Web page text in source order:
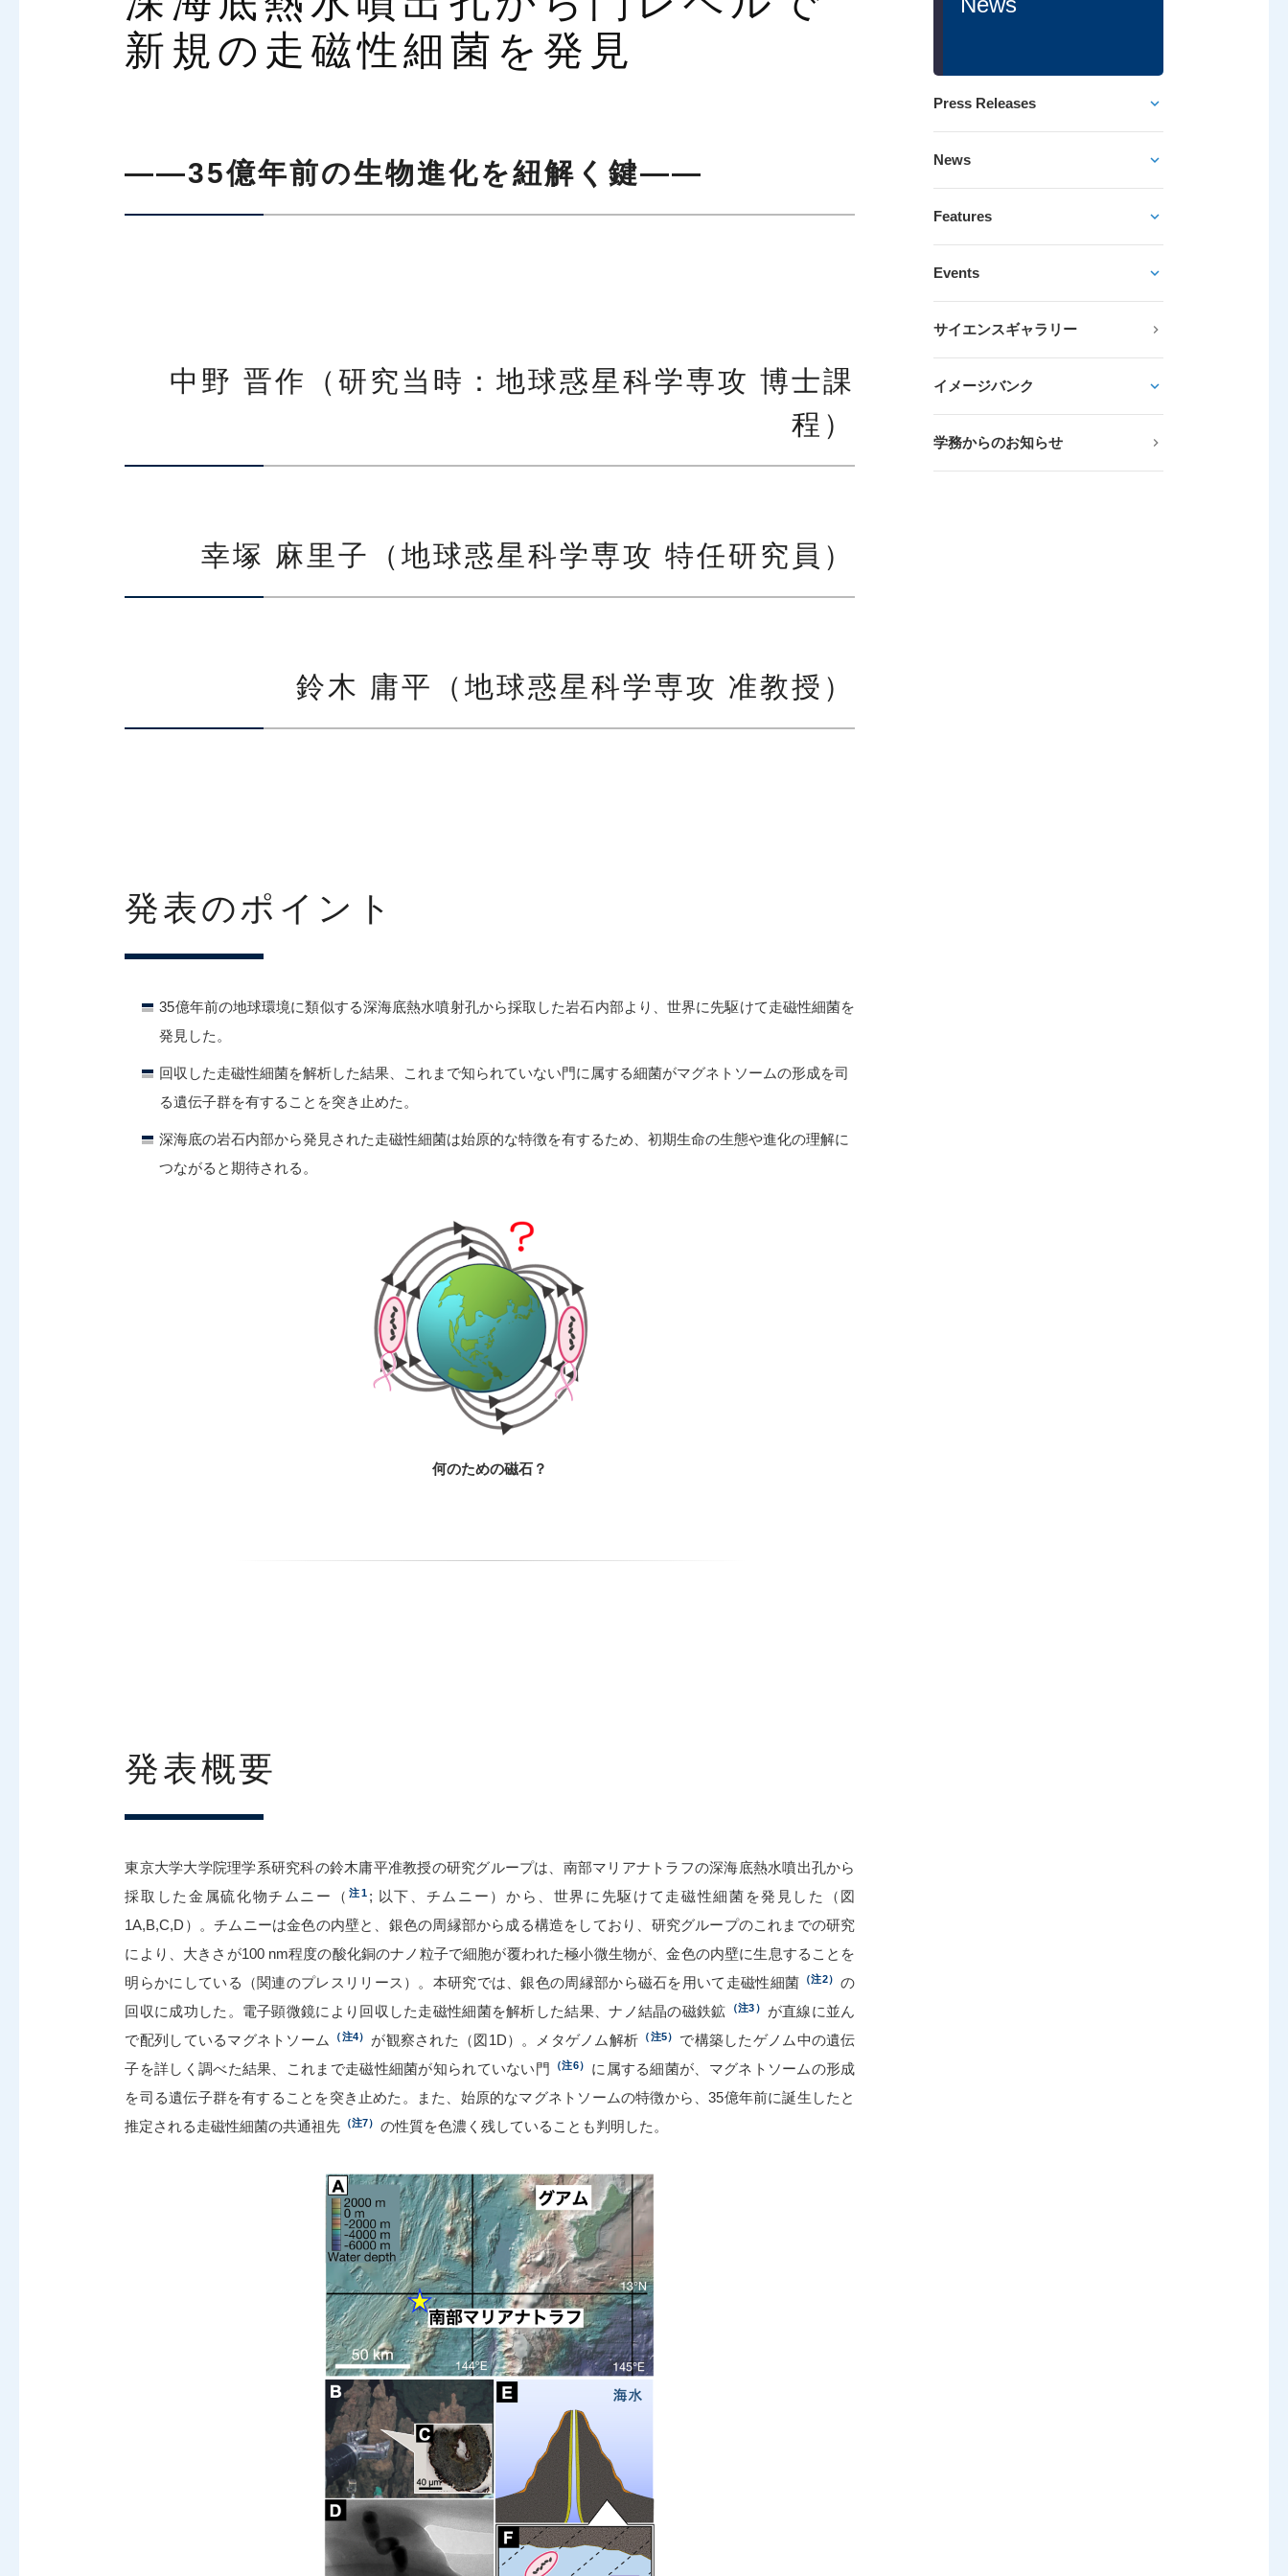
新規の走磁性細菌を発見
――35億年前の生物進化を紐解く鍵――
中野 晋作（研究当時：地球惑星科学専攻 博士課
程）
幸塚 麻里子（地球惑星科学専攻 特任研究員）
鈴木 庸平（地球惑星科学専攻 准教授）
発表のポイント
35億年前の地球環境に類似する深海底熱水噴射孔から採取した岩石内部より、世界に先駆けて走磁性細菌を
発見した。
回収した走磁性細菌を解析した結果、これまで知られていない門に属する細菌がマグネトソームの形成を司
る遺伝子群を有することを突き止めた。
深海底の岩石内部から発見された走磁性細菌は始原的な特徴を有するため、初期生命の生態や進化の理解に
つながると期待される。
何のための磁石？
発表概要
東京大学大学院理学系研究科の鈴木庸平准教授の研究グループは、南部マリアナトラフの深海底熱水噴出孔から
採取した金属硫化物チムニー（ 注1 ; 以下、チムニー）から、世界に先駆けて走磁性細菌を発見した（図
1A,B,C,D）。チムニーは金色の内壁と、銀色の周縁部から成る構造をしており、研究グループのこれまでの研究
により、大きさが100 nm程度の酸化銅のナノ粒子で細胞が覆われた極小微生物が、金色の内壁に生息することを
明らかにしている（関連のプレスリリース）。本研究では、銀色の周縁部から磁石を用いて走磁性細菌 （注2）
の
回収に成功した。電子顕微鏡により回収した走磁性細菌を解析した結果、ナノ結晶の磁鉄鉱
（注3）
が直線に並ん
で配列しているマグネトソーム
（注4） が観察された（図1D）。メタゲノム解析 （注5）
で構築したゲノム中の遺伝
子を詳しく調べた結果、これまで走磁性細菌が知られていない門
（注6）
に属する細菌が、マグネトソームの形成
を司る遺伝子群を有することを突き止めた。また、始原的なマグネトソームの特徴から、35億年前に誕生したと
推定される走磁性細菌の共通祖先
（注7） の性質を色濃く残していることも判明した。
Press Releases
News
Features
Events
サイエンスギャラリー
イメージバンク
学務からのお知らせ